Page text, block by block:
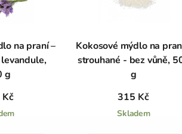
na praní –
g
Kokosové mýdlo na
strouhané - bez vůně,
g
315 Kč
Skladem